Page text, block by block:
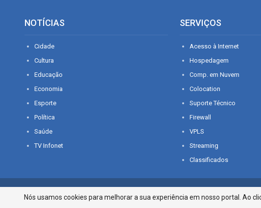
NOTÍCIAS
Cidade
Cultura
Educação
Economia
Esporte
Política
Saúde
TV Infonet
SERVIÇOS
Acesso à Internet
Hospedagem
Comp. em Nuvem
Colocation
Suporte Técnico
Firewall
VPLS
Streaming
Classificados
© 2026 - O que é notícia em Sergipe. Todos os direitos reservados.
Nós usamos cookies para melhorar a sua experiência em nosso portal. Ao